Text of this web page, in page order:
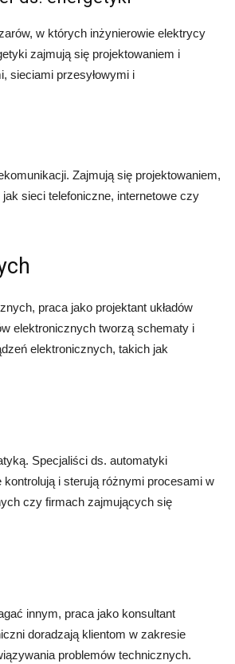
w których inżynierowie elektrycy
zajmują się projektowaniem i
sieciami przesyłowymi i
Zajmują się projektowaniem,
sieci telefoniczne, internetowe czy
praca jako projektant układów
elektronicznych tworzą schematy i
elektronicznych, takich jak
Specjaliści ds. automatyki
i sterują różnymi procesami w
czy firmach zajmujących się
innym, praca jako konsultant
doradzają klientom w zakresie
problemów technicznych.